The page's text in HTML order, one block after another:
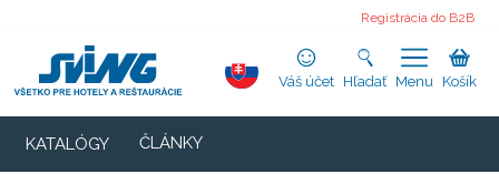
Registrácia do B2B
Váš účet Hľadať Menu Košík
KATALÓGY ČLÁNKY